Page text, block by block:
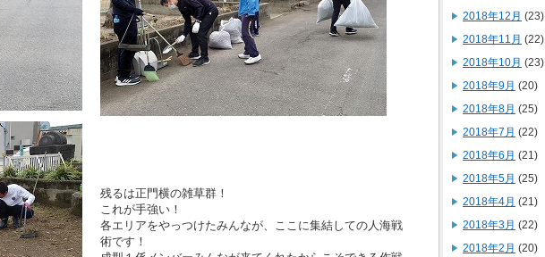
残るは正門横の雑草群！
これが手強い！
各エリアをやっつけたみんなが、ここに集結しての人海戦
術です！
2018年12月 (23)
2018年11月 (22)
2018年10月 (23)
2018年9月 (20)
2018年8月 (25)
2018年7月 (22)
2018年6月 (21)
2018年5月 (25)
2018年4月 (21)
2018年3月 (22)
2018年2月 (20)